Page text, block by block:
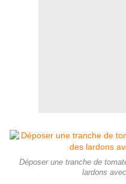
Déposer une tranche de
lardons